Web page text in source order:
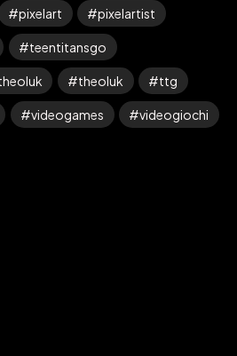
pixelart pixelartist
teentitansgo
theoluk ttg
videogames videogiochi
Theme by © The_Oluk